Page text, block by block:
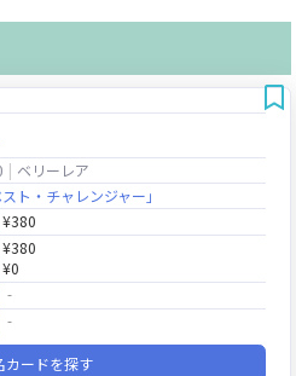
ベリーレア
ト・チャレンジャー」
¥380
¥380
¥0
‐
‐
カードを探す